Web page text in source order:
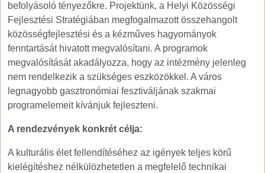
befolyásoló tényezőkre. Projektünk, a Helyi Közösségi
Fejlesztési Stratégiában megfogalmazott összehangolt
közösségfejlesztési és a kézműves hagyományok
fenntartását hivatott megvalósítani. A programok
megvalósítását akadályozza, hogy az intézmény jelenleg
nem rendelkezik a szükséges eszközökkel. A város
legnagyobb gasztronómiai fesztiváljának szakmai
programelemeit kívánjuk fejleszteni.
A rendezvények konkrét célja:
A kulturális élet fellendítéséhez az igények teljes körű
kielégítéshez nélkülözhetetlen a megfelelő technikai